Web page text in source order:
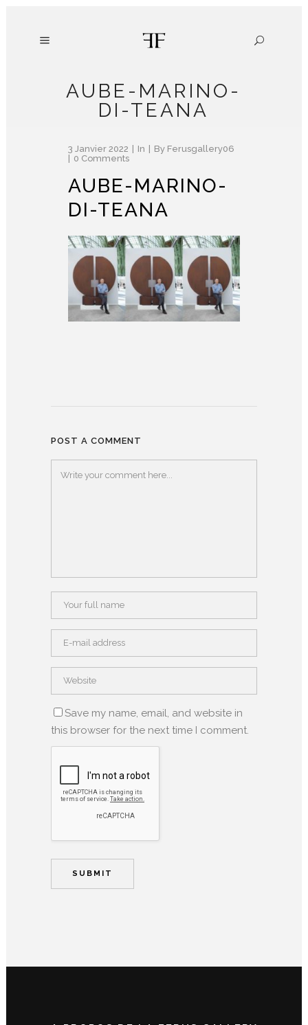
AUBE-MARINO-
DI-TEANA
3 Janvier 2022 In By Ferusgallery06
0 Comments
AUBE-MARINO-
DI-TEANA
POST A COMMENT
Save my name, email, and website in
this browser for the next time I comment.